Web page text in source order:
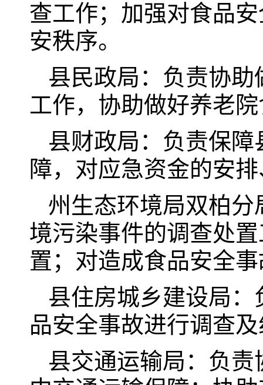
查工作；加强对食品
安秩序。
县民政局：负责协
工作，协助做好养老
县财政局：负责保
障，对应急资金的安
州生态环境局双柏
境污染事件的调查处
置；对造成食品安全
县住房城乡建设局
品安全事故进行调查
县交通运输局：负